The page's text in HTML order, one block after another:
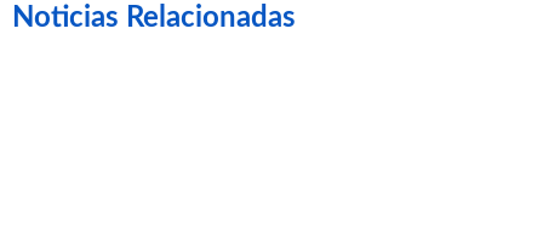
Noticias Relacionadas